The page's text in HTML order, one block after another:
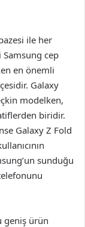
ile her
cep
en önemli
Galaxy
modelken,
biridir.
Galaxy Z Fold
sunduğu
geniş ürün